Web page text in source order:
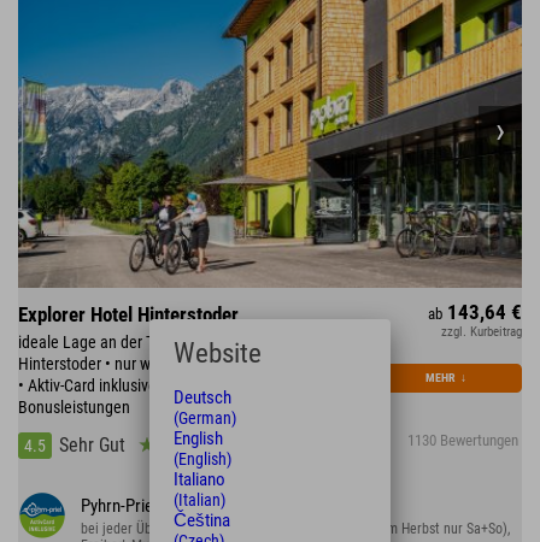
Explorer Hotel Hinterstoder
ideale Lage an der Talstation der Bergbahn
Hinterstoder • nur wenige Schritte zum Dorfzentrum
• Aktiv-Card inklusive: täglich 40 Gratis- und 20
Bonusleistungen
4.5
Sehr Gut 1130 Bewertungen
ab 143,64 €
zzgl. Kurbeitrag
MEHR ↓
Pyhrn-Priel Card
bei jeder Übernachtung inklusive: gratis Bergbahn (im Herbst nur Sa+So),
Website
Deutsch
(German)
English
(English)
Italiano
(Italian)
Čeština